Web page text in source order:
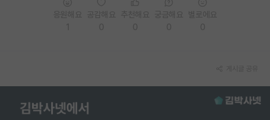
반도체/AI 게시판